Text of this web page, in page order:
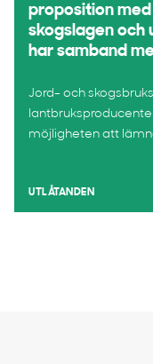
proposition
skogslagen och
har samband
Jord- och
möjligheten att
UTLÅTANDEN